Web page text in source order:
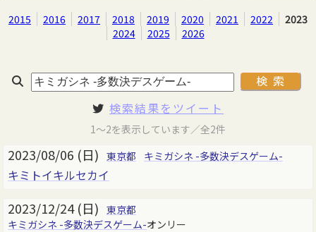
2015 2016 2017 2018 2019 2020 2021 2022
2023
2024
2025 2026
検索結果をツイート
1～2を表示しています／全2件
2023/08/06 (日) 東京都 キミガシネ -多数決デスゲーム-
キミトイキルセカイ
2023/12/24 (日) 東京都
キミガシネ -多数決デスゲーム-オンリー